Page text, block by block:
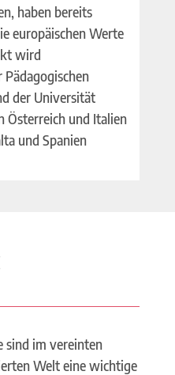
haben bereits
europäischen Werte
wird
der Universität
Österreich und Italien
und Spanien
sind im vereinten
Welt eine wichtige